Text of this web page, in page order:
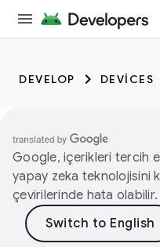
DEVELOP DEVICES
Google, içerikleri tercih
yapay zeka teknolojisini
çevirilerinde hata olabilir.